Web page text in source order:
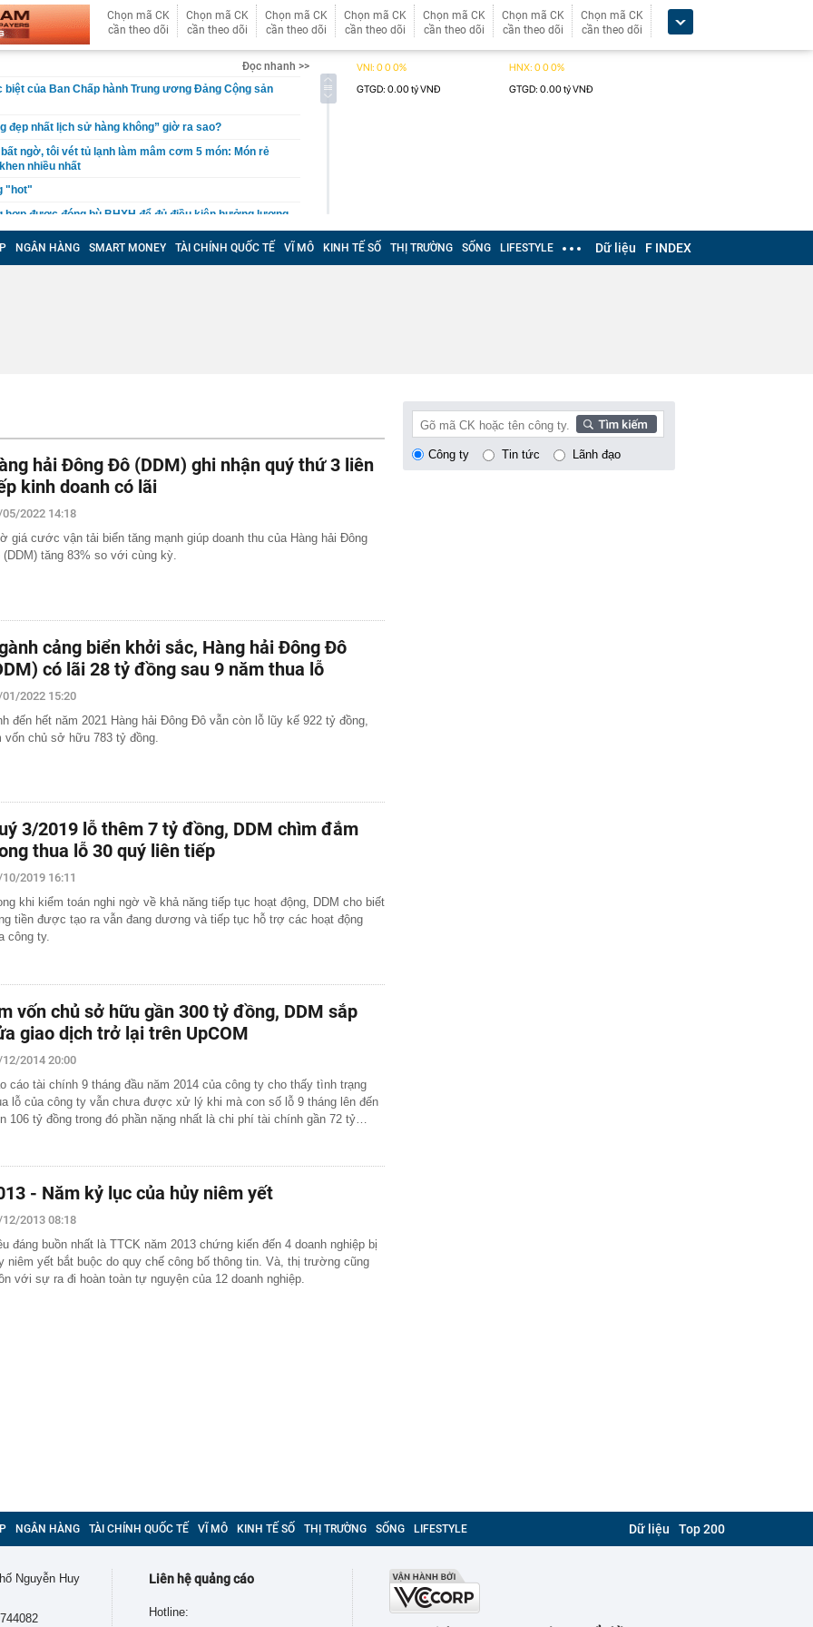
Chọn mã CK
cần theo dõi
Chọn mã CK
cần theo dõi
Chọn mã CK
cần theo dõi
Chọn mã CK
cần theo dõi
Chọn mã CK
cần theo dõi
Chọn mã CK
cần theo dõi
Chọn mã CK
cần theo dõi
Đọc nhanh >>
biệt của Ban Chấp hành Trung ương Đảng Cộng sản
đẹp nhất lịch sử hàng không” giờ ra sao?
ngờ, tôi vét tủ lạnh làm mâm cơm 5 món: Món rẻ
nhiều nhất
"hot"
được đóng bù BHXH để đủ điều kiện hưởng lương
trà xanh" đang phủ sóng mạng xã hội Nhật: Vì sao
rằng nó giúp kiểm soát cân nặng?
chỉnh dự án đường sắt Lào Cai - Hà Nội - Hải Phòng?
kể chuyện quá khứ với Bằng Kiều
suất vào tháng 9
thuộc BIG4 kinh tế miền Bắc có điểm chuẩn gần
điểm
HDBank mới nhất tháng 8/2026: Gửi kỳ hạn nào có
phía Bắc công bố điểm chuẩn từ 15 điểm, tung quỹ học
chào mừng tân sinh viên
trên cả nước cần đặc biệt cảnh giác trước loại
508 chủ phương tiện vi phạm có biển số sau nhanh
nguội theo Nghị định 168
giấu tang vật của chủ hộ kinh doanh Huỳnh Hạ Thi
Ngọc lên tiếng giữa đêm
NGÂN HÀNG SMART MONEY TÀI CHÍNH QUỐC TẾ VĨ MÔ KINH TẾ SỐ THỊ TRƯỜNG SỐNG LIFESTYLE Dữ liệu F INDEX
hải Đông Đô (DDM) ghi nhận quý thứ 3 liên
kinh doanh có lãi
2022 14:18
giá cước vận tải biển tăng mạnh giúp doanh thu của Hàng hải Đông
(DDM) tăng 83% so với cùng kỳ.
cảng biển khởi sắc, Hàng hải Đông Đô
có lãi 28 tỷ đồng sau 9 năm thua lỗ
2022 15:20
đến hết năm 2021 Hàng hải Đông Đô vẫn còn lỗ lũy kế 922 tỷ đồng,
vốn chủ sở hữu 783 tỷ đồng.
3/2019 lỗ thêm 7 tỷ đồng, DDM chìm đắm
thua lỗ 30 quý liên tiếp
2019 16:11
khi kiểm toán nghi ngờ về khả năng tiếp tục hoạt động, DDM cho biết
tiền được tạo ra vẫn đang dương và tiếp tục hỗ trợ các hoạt động
công ty.
vốn chủ sở hữu gần 300 tỷ đồng, DDM sắp
giao dịch trở lại trên UpCOM
2014 20:00
cáo tài chính 9 tháng đầu năm 2014 của công ty cho thấy tình trạng
lỗ của công ty vẫn chưa được xử lý khi mà con số lỗ 9 tháng lên đến
106 tỷ đồng trong đó phần nặng nhất là chi phí tài chính gần 72 tỷ…
- Năm kỷ lục của hủy niêm yết
2013 08:18
đáng buồn nhất là TTCK năm 2013 chứng kiến đến 4 doanh nghiệp bị
niêm yết bắt buộc do quy chế công bố thông tin. Và, thị trường cũng
với sự ra đi hoàn toàn tự nguyện của 12 doanh nghiệp.
Công ty Tin tức Lãnh đạo
NGÂN HÀNG TÀI CHÍNH QUỐC TẾ VĨ MÔ KINH TẾ SỐ THỊ TRƯỜNG SỐNG LIFESTYLE Dữ liệu Top 200
Nguyễn Huy
Liên hệ quảng cáo
Hotline: